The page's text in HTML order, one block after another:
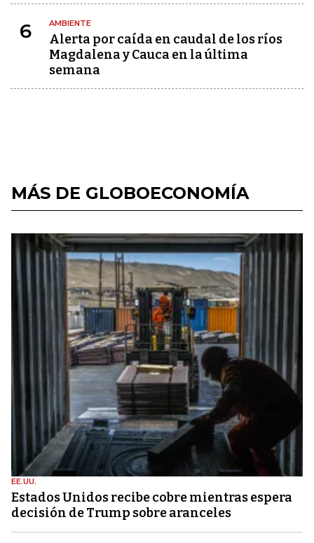
6 AMBIENTE
Alerta por caída en caudal de los ríos
Magdalena y Cauca en la última
semana
MÁS DE GLOBOECONOMÍA
EE.UU.
Estados Unidos recibe cobre mientras espera
decisión de Trump sobre aranceles